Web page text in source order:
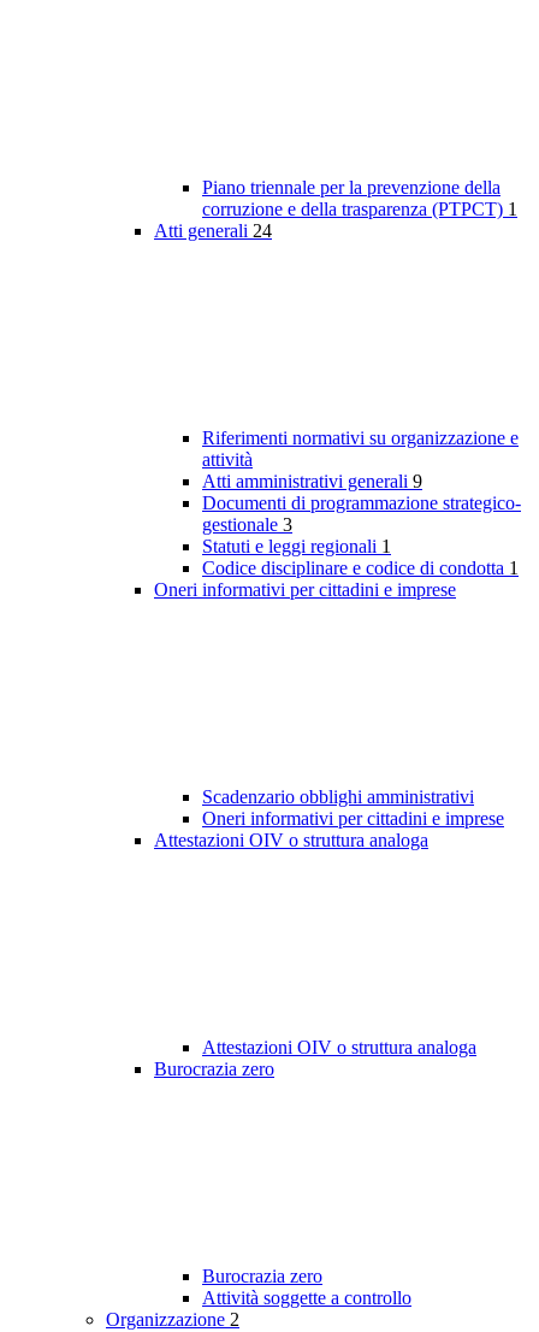
Piano triennale per la prevenzione della
corruzione e della trasparenza (PTPCT) 1
Atti generali 24
Riferimenti normativi su organizzazione e
attività
Atti amministrativi generali 9
Documenti di programmazione strategico-
gestionale 3
Statuti e leggi regionali 1
Codice disciplinare e codice di condotta 1
Oneri informativi per cittadini e imprese
Scadenzario obblighi amministrativi
Oneri informativi per cittadini e imprese
Attestazioni OIV o struttura analoga
Attestazioni OIV o struttura analoga
Burocrazia zero
Burocrazia zero
Attività soggette a controllo
Organizzazione 2